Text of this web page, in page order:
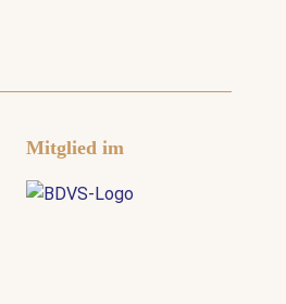
Mitglied im